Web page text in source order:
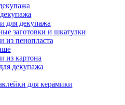
для декупажа
заготовки и шкатулки
из пенопласта
из картона
декупажа
для керамики